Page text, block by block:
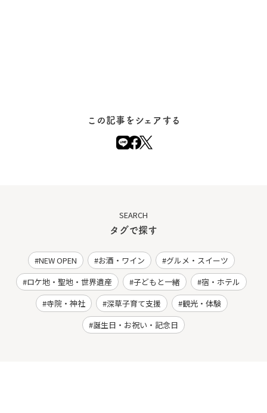
この記事をシェアする
SEARCH
タグで探す
NEW OPEN お酒・ワイン
グルメ・スイーツ
ロケ地・聖地・世界遺産
子どもと一緒
宿・ホテル
寺院・神社
深草子育て支援
観光・体験
誕生日・お祝い・記念日